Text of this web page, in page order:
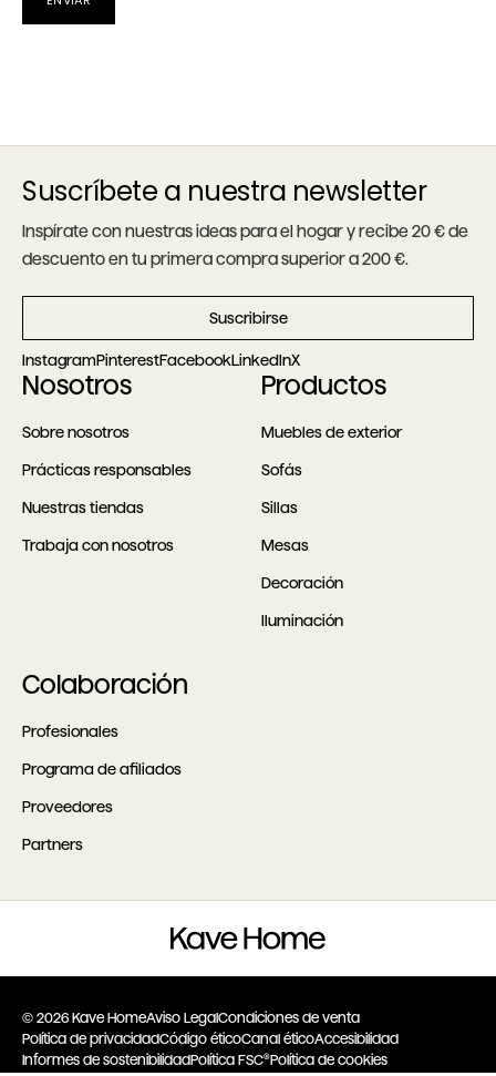
Suscríbete a nuestra newsletter
Inspírate con nuestras ideas para el hogar y recibe 20 € de
descuento en tu primera compra superior a 200 €.
Suscribirse
InstagramPinterestFacebookLinkedInX
Nosotros
Sobre nosotros
Prácticas responsables
Nuestras tiendas
Trabaja con nosotros
Productos
Muebles de exterior
Sofás
Sillas
Mesas
Decoración
Iluminación
Colaboración
Profesionales
Programa de afiliados
Proveedores
Partners
© 2026 Kave HomeAviso LegalCondiciones de venta
Política de privacidadCódigo éticoCanal éticoAccesibilidad
Informes de sostenibilidadPolítica FSC®Política de cookies